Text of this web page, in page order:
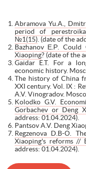
Abramova Yu.A.,
period of
№1(15). (date of the
Bazhanov Е.Р.
Xiaoping? (date of the
Gaidar E.T. For a
economic history.
The history of China
XXI century. Vol. IX :
A.V. Vinogradov.
Kolodko G.V.
Gorbachev or Deng
address: 01.04.2024).
Pantsov A.V. Deng
Regzenova D.B-О.
Xiaoping's reforms
address: 01.04.2024).